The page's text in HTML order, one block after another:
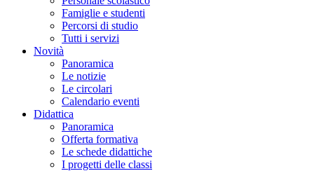
Famiglie e studenti
Percorsi di studio
Tutti i servizi
Novità
Panoramica
Le notizie
Le circolari
Calendario eventi
Didattica
Panoramica
Offerta formativa
Le schede didattiche
I progetti delle classi